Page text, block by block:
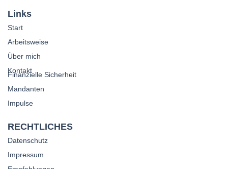
Links
Start
Arbeitsweise
Über mich
Kontakt
Finanzielle Sicherheit
Mandanten
Impulse
RECHTLICHES
Datenschutz
Impressum